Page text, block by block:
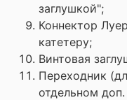
заглушкой";
Коннектор
катетеру;
Винтовая
Переходник
отдельном доп.